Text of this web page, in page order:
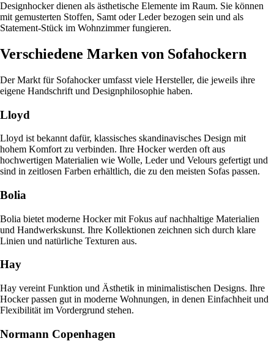
Designhocker dienen als ästhetische Elemente im Raum. Sie können
mit gemusterten Stoffen, Samt oder Leder bezogen sein und als
Statement-Stück im Wohnzimmer fungieren.
Verschiedene Marken von Sofahockern
Der Markt für Sofahocker umfasst viele Hersteller, die jeweils ihre
eigene Handschrift und Designphilosophie haben.
Lloyd
Lloyd ist bekannt dafür, klassisches skandinavisches Design mit
hohem Komfort zu verbinden. Ihre Hocker werden oft aus
hochwertigen Materialien wie Wolle, Leder und Velours gefertigt und
sind in zeitlosen Farben erhältlich, die zu den meisten Sofas passen.
Bolia
Bolia bietet moderne Hocker mit Fokus auf nachhaltige Materialien
und Handwerkskunst. Ihre Kollektionen zeichnen sich durch klare
Linien und natürliche Texturen aus.
Hay
Hay vereint Funktion und Ästhetik in minimalistischen Designs. Ihre
Hocker passen gut in moderne Wohnungen, in denen Einfachheit und
Flexibilität im Vordergrund stehen.
Normann Copenhagen